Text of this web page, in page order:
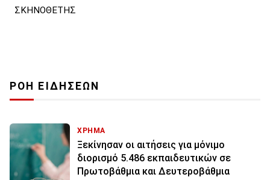
ΣΚΗΝΟΘΕΤΗΣ
ΡΟΗ ΕΙΔΗΣΕΩΝ
ΧΡΗΜΑ
Ξεκίνησαν οι αιτήσεις για μόνιμο
διορισμό 5.486 εκπαιδευτικών σε
Πρωτοβάθμια και Δευτεροβάθμια